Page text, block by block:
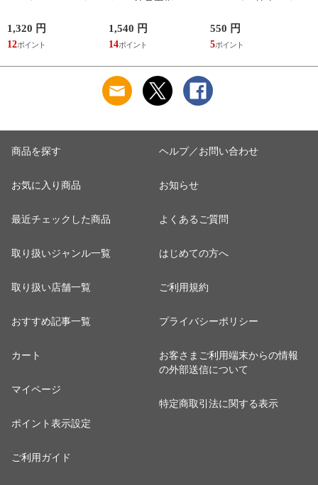
1,320 円
12
1,540 円
14
550 円
5
商品を探す
お気に入り商品
最近チェックした商品
取り扱いジャンル一覧
取り扱い店舗一覧
おすすめ記事一覧
カート
マイページ
ポイント表示設定
ご利用ガイド
ヘルプ／お問い合わせ
お知らせ
よくあるご質問
はじめての方へ
ご利用規約
プライバシーポリシー
お客さまご利用端末からの情報
の外部送信について
特定商取引法に関する表示